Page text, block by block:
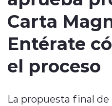
Internacional
Carta
Entérate
el proceso
La propuesta final